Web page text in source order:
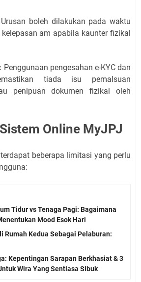
Urusan boleh dilakukan pada waktu
am apabila kaunter fizikal
Penggunaan pengesahan e-KYC dan
tiada isu pemalsuan
penipuan dokumen fizikal oleh
Online MyJPJ
beberapa limitasi yang perlu
Tidur vs Tenaga Pagi: Bagaimana
Mood Esok Hari
Rumah Kedua Sebagai Pelaburan:
Kepentingan Sarapan Berkhasiat & 3
Wira Yang Sentiasa Sibuk